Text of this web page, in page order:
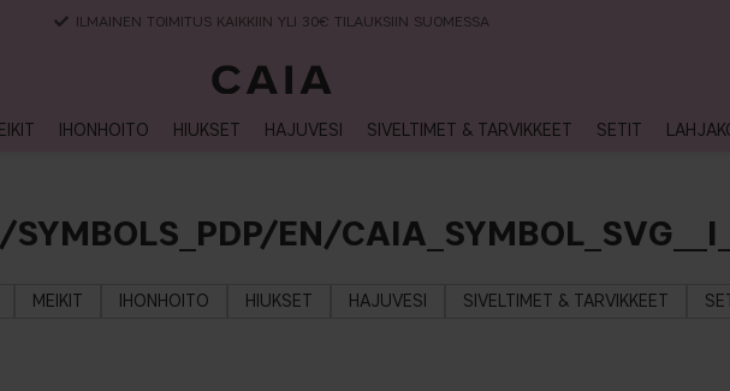
TOIMITUSAIKA 3-5 ARKIPÄIVÄÄ
IHONHOITO HIUKSET HAJUVESI SIVELTIMET & TARVIKKEET SETIT
EN/
MEIKIT IHONHOITO HIUKSET HAJUVESI SIVELTIMET & TARVIKKEET